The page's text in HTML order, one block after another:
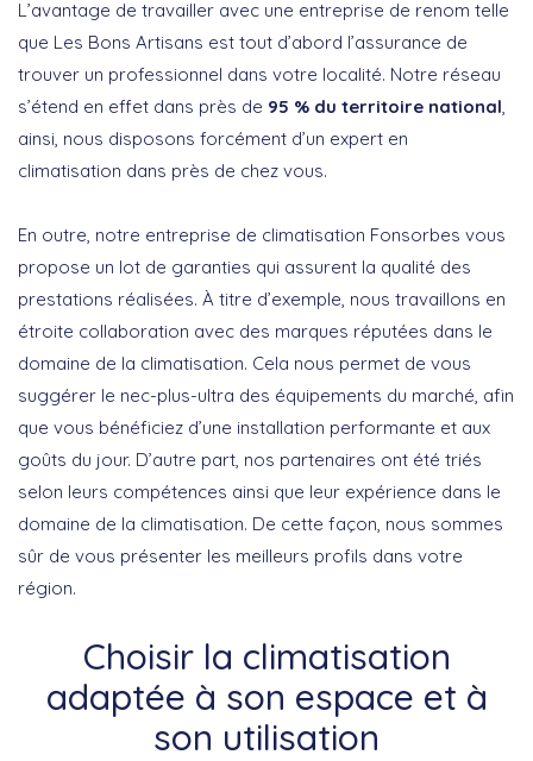
L’avantage de travailler avec une entreprise de renom telle
que Les Bons Artisans est tout d’abord l’assurance de
trouver un professionnel dans votre localité. Notre réseau
s’étend en effet dans près de 95 % du territoire national
ainsi, nous disposons forcément d’un expert en
climatisation dans près de chez vous.
En outre, notre entreprise de climatisation Fonsorbes vous
propose un lot de garanties qui assurent la qualité des
prestations réalisées. À titre d’exemple, nous travaillons en
étroite collaboration avec des marques réputées dans le
domaine de la climatisation. Cela nous permet de vous
suggérer le nec-plus-ultra des équipements du marché, afin
que vous bénéficiez d’une installation performante et aux
goûts du jour. D’autre part, nos partenaires ont été triés
selon leurs compétences ainsi que leur expérience dans le
domaine de la climatisation. De cette façon, nous sommes
sûr de vous présenter les meilleurs profils dans votre
région.
Choisir la climatisation
adaptée à son espace et à
son utilisation